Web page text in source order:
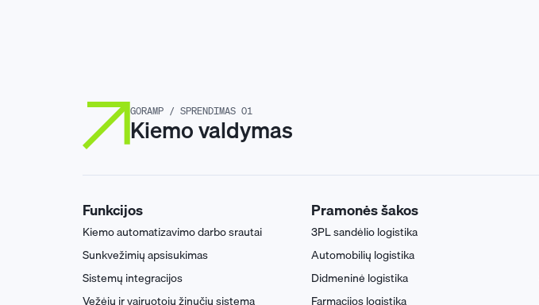
GORAMP / SPRENDIMAS 01
Kiemo valdymas
Funkcijos
Kiemo automatizavimo darbo srautai
Sunkvežimių apsisukimas
Sistemų integracijos
Vežėjų ir vairuotojų žinučių sistema
Pramonės šakos
3PL sandėlio logistika
Automobilių logistika
Didmeninė logistika
Farmacijos logistika